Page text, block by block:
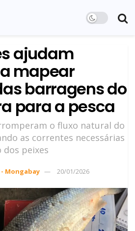
ajudam
mapear
barragens do
para a pesca
o fluxo natural do
as correntes necessárias
dos peixes
Mongabay 20/01/2026